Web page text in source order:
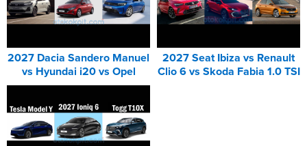
2027 Dacia Sandero Manuel
vs Hyundai i20 vs Opel
Corsa Karşılaştırması
2027 Seat Ibiza vs Renault
Clio 6 vs Skoda Fabia 1.0 TSI